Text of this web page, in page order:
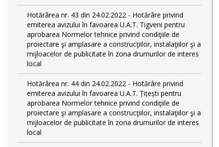
Hotărârea nr. 43 din 24.02.2022 - Hotărâre privind
emiterea avizului în favoarea U.A.T. Tigveni pentru
aprobarea Normelor tehnice privind condiţiile de
proiectare şi amplasare a construcţiilor, instalaţiilor şi a
mijloacelor de publicitate în zona drumurilor de interes
local
Hotărârea nr. 44 din 24.02.2022 - Hotărâre privind
emiterea avizului în favoarea U.A.T. Țițești pentru
aprobarea Normelor tehnice privind condiţiile de
proiectare şi amplasare a construcţiilor, instalaţiilor şi a
mijloacelor de publicitate în zona drumurilor de interes
local